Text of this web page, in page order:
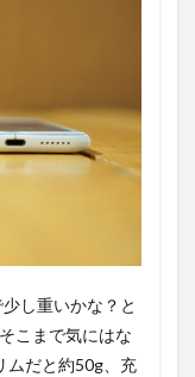
し重いかな？と
こまで気にはな
ムだと約50g、充